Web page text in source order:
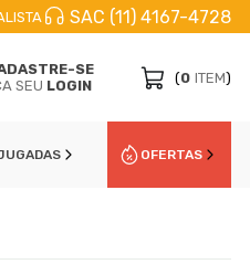
PARCELE EM
SAC (11) 4167-4728
SE
SEU LOGIN (0 ITEM)
OFERTAS